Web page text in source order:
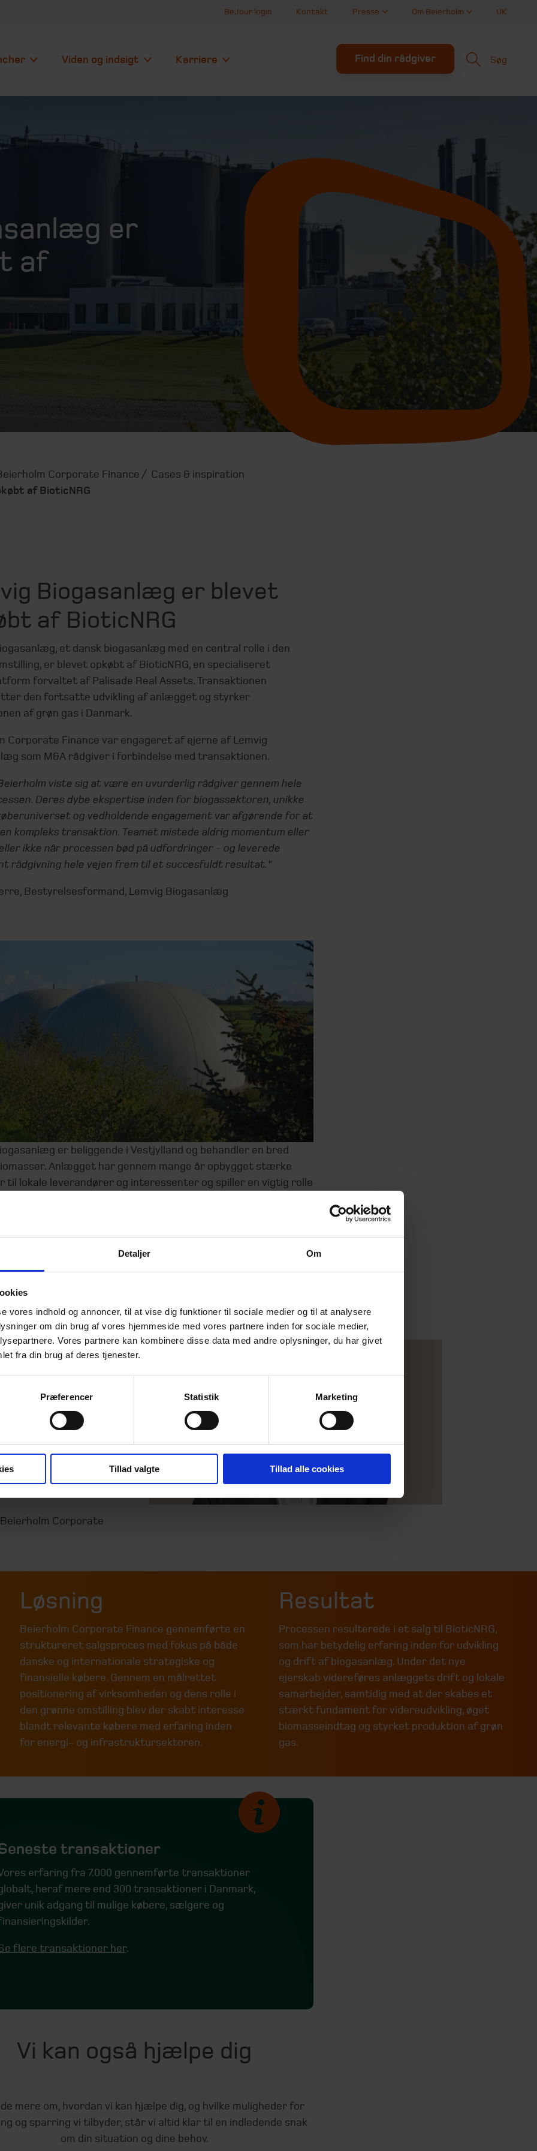
Detaljer Om
vores indhold og annoncer, til at vise dig funktioner til sociale medier og til at analysere
om din brug af vores hjemmeside med vores partnere inden for sociale medier,
Vores partnere kan kombinere disse data med andre oplysninger, du har givet
fra din brug af deres tjenester.
Præferencer Statistik Marketing
Tillad valgte Tillad alle cookies
BeJour login Kontakt Presse Om Beierholm UK
Viden og indsigt Karriere Find din rådgiver Søg
er
af
Corporate Finance
Cases & inspiration
af BioticNRG
Biogasanlæg er blevet
af BioticNRG
et dansk biogasanlæg med en central rolle i den
er blevet opkøbt af BioticNRG, en specialiseret
forvaltet af Palisade Real Assets. Transaktionen
den fortsatte udvikling af anlægget og styrker
af grøn gas i Danmark.
Corporate Finance var engageret af ejerne af Lemvig
som M&A rådgiver i forbindelse med transaktionen.
viste sig at være en uvurderlig rådgiver gennem hele
Deres dybe ekspertise inden for biogassektoren, unikke
og vedholdende engagement var afgørende for at
kompleks transaktion. Teamet mistede aldrig momentum eller
ikke når processen bød på udfordringer - og leverede
rådgivning hele vejen frem til et succesfuldt resultat."
Bestyrelsesformand, Lemvig Biogasanlæg
er beliggende i Vestjylland og behandler en bred
Anlægget har gennem mange år opbygget stærke
til lokale leverandører og interessenter og spiller en vigtig rolle
af biogasanlæg i udvalgte europæiske markeder. Platformen
Palisade Real Assets og bygger på mere end 20 års erfaring
samt en portefølje af biogasanlæg i
afspejler
attraktivitet i
løbende
på tværs af
opbygget
gør os i stand
for vores
Corporate
Løsning
Beierholm Corporate Finance gennemførte en
struktureret salgsproces med fokus på både
danske og internationale strategiske og
finansielle købere. Gennem en målrettet
positionering af virksomheden og dens rolle i
den grønne omstilling blev der skabt interesse
blandt relevante købere med erfaring inden
for energi- og infrastruktursektoren.
Resultat
Processen resulterede i et salg til BioticNRG,
som har betydelig erfaring inden for udvikling
og drift af biogasanlæg. Under det nye
ejerskab videreføres anlæggets drift og lokale
samarbejder, samtidig med at der skabes et
stærkt fundament for videreudvikling, øget
biomasseindtag og styrket produktion af grøn
gas.
transaktioner
erfaring fra 7.000 gennemførte transaktioner
heraf mere end 300 transaktioner i Danmark,
unik adgang til mulige købere, sælgere og
flere transaktioner her.
Vi kan også hjælpe dig
mere om, hvordan vi kan hjælpe dig, og hvilke muligheder for
og sparring vi tilbyder, står vi altid klar til en indledende snak
om din situation og dine behov.